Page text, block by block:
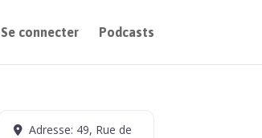
Se connecter Podcasts
Adresse: 49, Rue de